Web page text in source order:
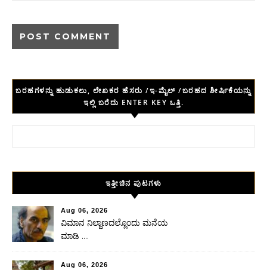
ಬರಹಗಳನ್ನು ಹುಡುಕಲು, ಲೇಖಕರ ಹೆಸರು /ಇ-ಮೈಲ್ /ಬರಹದ ಶೀರ್ಷಿಕೆಯನ್ನು
ಇಲ್ಲಿ ಬರೆದು ENTER KEY ಒತ್ತಿ.
ಇತ್ತೀಚಿನ ಪುಟಗಳು
Aug 06, 2026
ವಿಮಾನ ನಿಲ್ದಾಣದಲ್ಲೊಂದು ಮನೆಯ
ಮಾಡಿ ….
Aug 06, 2026